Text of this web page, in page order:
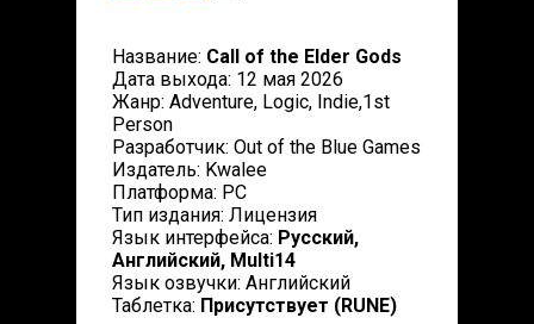
Название: Call of the Elder Gods
Дата выхода: 12 мая 2026
Жанр: Adventure, Logic, Indie,1st
Person
Разработчик: Out of the Blue Games
Издатель: Kwalee
Платформа: PC
Тип издания: Лицензия
Язык интерфейса: Русский,
Английский, Multi14
Язык озвучки: Английский
Таблетка: Присутствует (RUNE)